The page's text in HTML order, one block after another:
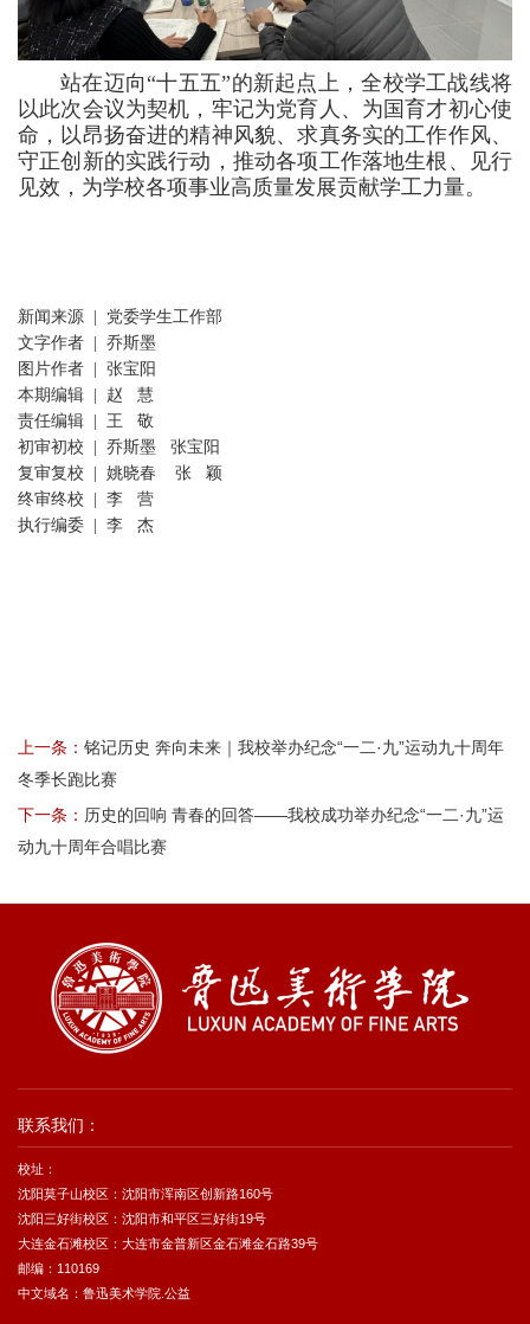
站在迈向“十五五”的新起点上，全校学工战线将
以此次会议为契机，牢记为党育人、为国育才初心使
命，以昂扬奋进的精神风貌、求真务实的工作作风、
守正创新的实践行动，推动各项工作落地生根、见行
见效，为学校各项事业高质量发展贡献学工力量。
新闻来源 | 党委学生工作部
文字作者 | 乔斯墨
图片作者 | 张宝阳
本期编辑 | 赵 慧
责任编辑 | 王 敬
初审初校 | 乔斯墨 张宝阳
复审复校 | 姚晓春 张 颖
终审终校 | 李 营
执行编委 | 李 杰
上一条： 铭记历史 奔向未来｜我校举办纪念“一二·九”运动九十周年
冬季长跑比赛
下一条： 历史的回响 青春的回答——我校成功举办纪念“一二·九”运
动九十周年合唱比赛
联系我们：
校址：
沈阳莫子山校区：沈阳市浑南区创新路160号
沈阳三好街校区：沈阳市和平区三好街19号
大连金石滩校区：大连市金普新区金石滩金石路39号
邮编：110169
中文域名：鲁迅美术学院.公益